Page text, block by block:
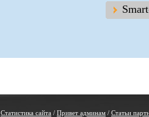
Статистика сайта / Привет админам / Статьи